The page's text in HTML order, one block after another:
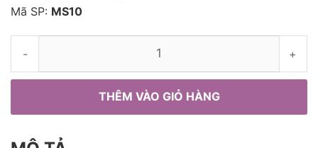
Mã SP: MS10
- +
THÊM VÀO GIỎ HÀNG